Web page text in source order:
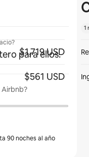
para ellos.
Airbnb?
90 noches al año
$1,719 USD
$561 USD
1